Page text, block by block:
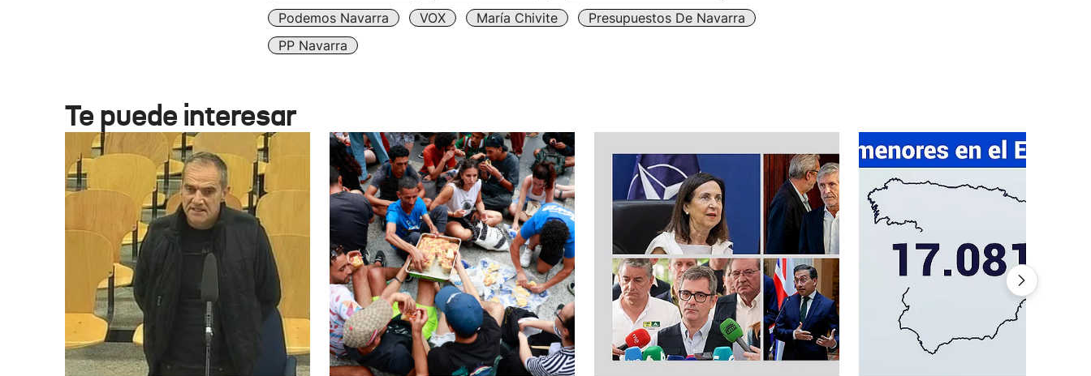
Podemos Navarra
VOX María Chivite
Presupuestos De Navarra
PP Navarra
Te puede interesar